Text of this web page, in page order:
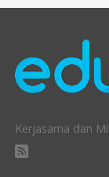
Kerjasama dan